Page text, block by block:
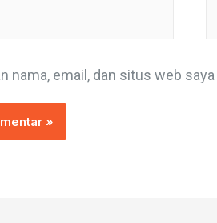
nama, email, dan situs web